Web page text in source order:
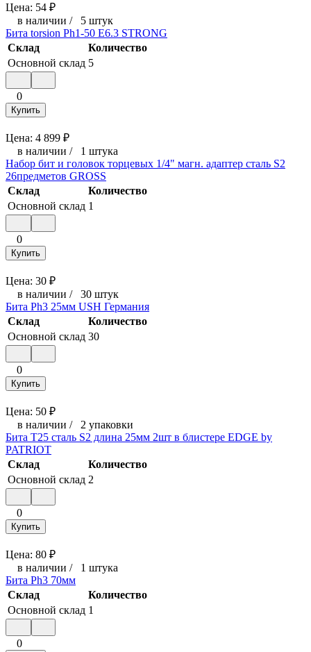
Цена: 54 ₽
в наличии / 5 штук
Бита torsion Ph1-50 E6.3 STRONG
Склад
Количество
Основной склад 5
0
Купить
Цена: 4 899 ₽
в наличии / 1 штука
Набор бит и головок торцевых 1/4" магн. адаптер сталь S2
26предметов GROSS
Склад
Количество
Основной склад 1
0
Купить
Цена: 30 ₽
в наличии / 30 штук
Бита Ph3 25мм USH Германия
Склад
Количество
Основной склад 30
0
Купить
Цена: 50 ₽
в наличии / 2 упаковки
Бита T25 сталь S2 длина 25мм 2шт в блистере EDGE by
PATRIOT
Склад
Количество
Основной склад 2
0
Купить
Цена: 80 ₽
в наличии / 1 штука
Бита Ph3 70мм
Склад
Количество
Основной склад 1
0